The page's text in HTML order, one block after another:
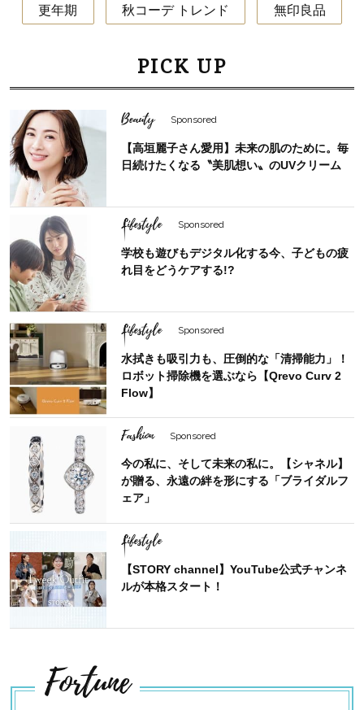
更年期 秋コーデ トレンド 無印良品
PICK UP
Beauty Sponsored
【高垣麗子さん愛用】未来の肌のために。毎
日続けたくなる〝美肌想い〟のUVクリーム
Lifestyle Sponsored
学校も遊びもデジタル化する今、子どもの疲
れ目をどうケアする!?
Lifestyle Sponsored
水拭きも吸引力も、圧倒的な「清掃能力」！
ロボット掃除機を選ぶなら【Qrevo Curv 2
Flow】
Fashion Sponsored
今の私に、そして未来の私に。【シャネル】
が贈る、永遠の絆を形にする「ブライダルフ
ェア」
Lifestyle
【STORY channel】YouTube公式チャンネ
ルが本格スタート！
Fortune